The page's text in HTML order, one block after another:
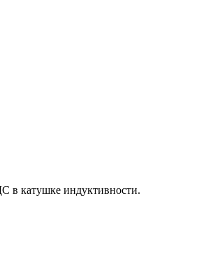
в катушке индуктивности.